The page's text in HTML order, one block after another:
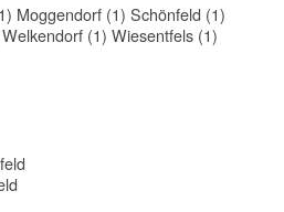
Moggendorf (1) Schönfeld (1)
Welkendorf (1) Wiesentfels (1)